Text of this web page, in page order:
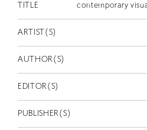
JP
EN
TITLE contemporary
ARTIST(S)
AUTHOR(S)
EDITOR(S)
PUBLISHER(S)